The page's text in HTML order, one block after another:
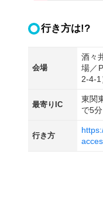
行き方は!?
会場
酒々
場／
2-4-1
最寄りIC
東関
で5分
行き方